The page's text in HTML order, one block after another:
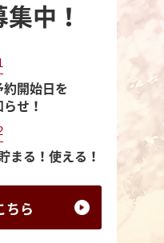
中！
開始日を
せ！
まる！使える！
ちら